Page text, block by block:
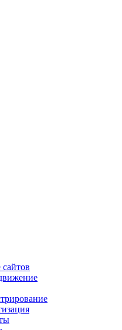
сайтов